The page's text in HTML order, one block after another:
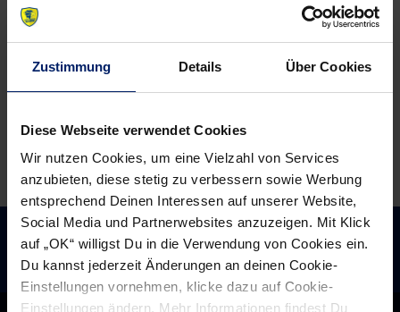
Zustimmung Details Über Cookies
Diese Webseite verwendet Cookies
Wir nutzen Cookies, um eine Vielzahl von Services
anzubieten, diese stetig zu verbessern sowie Werbung
entsprechend Deinen Interessen auf unserer Website,
Social Media und Partnerwebsites anzuzeigen. Mit Klick
auf „OK“ willigst Du in die Verwendung von Cookies ein.
Du kannst jederzeit Änderungen an deinen Cookie-
Einstellungen vornehmen, klicke dazu auf Cookie-
Einstellungen ändern. Mehr Informationen findest Du
16.
Juli
(MM)